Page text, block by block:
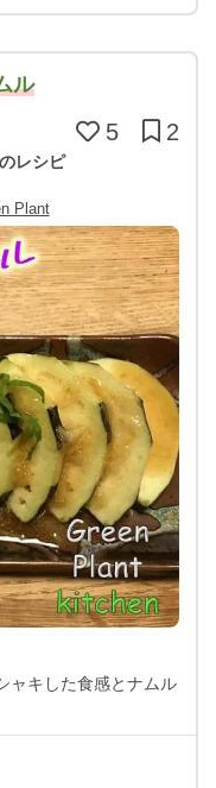
ル
5 2
レシピ
Plant
ャキした食感とナムル